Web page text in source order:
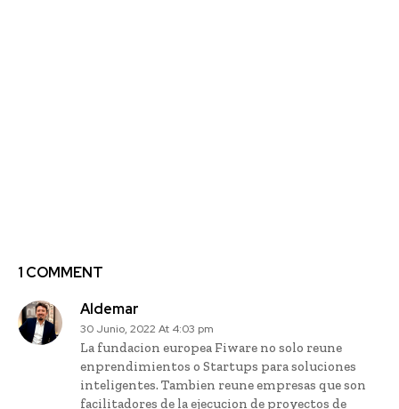
1 COMMENT
Aldemar
30 Junio, 2022 At 4:03 pm
La fundacion europea Fiware no solo reune
enprendimientos o Startups para soluciones
inteligentes. Tambien reune empresas que son
facilitadores de la ejecucion de proyectos de